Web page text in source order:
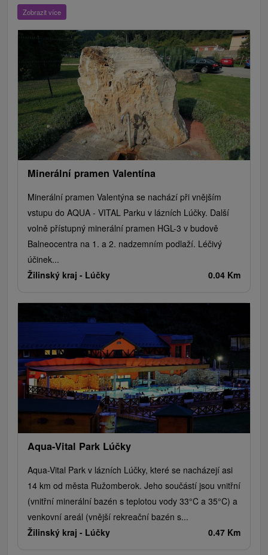
ZOO a zvieracie farmy
Hrady, zámky, zrúcaniny
Mestské a zámocké parky
Vyhliadkové lety a plavby
Štíty
Jazerá, plesá, vodné nádrže
Technické pamiatky
Pamätníky
Vodopády
Drevené kostolíky Pramene Divadlá
Jazda na koni
Túry a turistické chodníky
Kaštiele Horské chaty
Sakrálne miesta
Plte, rafting, splavy
Architektonické stavby
Lyžiarske strediská
Golfové ihriská
Motokárové dráhy
Amfiteátre a kiná v prírode
Vínne cesty
Cyklotrasy
Zobrazit více
Minerální pramen Valentína
Minerální pramen Valentýna se nachází při vnějším
vstupu do AQUA - VITAL Parku v lázních Lúčky. Další
volně přístupný minerální pramen HGL-3 v budově
Balneocentra na 1. a 2. nadzemním podlaží. Léčivý
účinek...
Žilinský kraj - Lúčky 0.04 Km
Aqua-Vital Park Lúčky
Aqua-Vital Park v lázních Lúčky, které se nacházejí asi
14 km od města Ružomberok. Jeho součástí jsou vnitřní
(vnitřní minerální bazén s teplotou vody 33°C a 35°C) a
venkovní areál (vnější rekreační bazén s...
Žilinský kraj - Lúčky 0.47 Km